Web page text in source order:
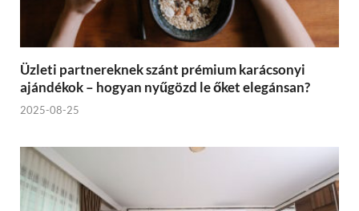
Üzleti partnereknek szánt prémium karácsonyi
ajándékok – hogyan nyűgözd le őket elegánsan?
2025-08-25